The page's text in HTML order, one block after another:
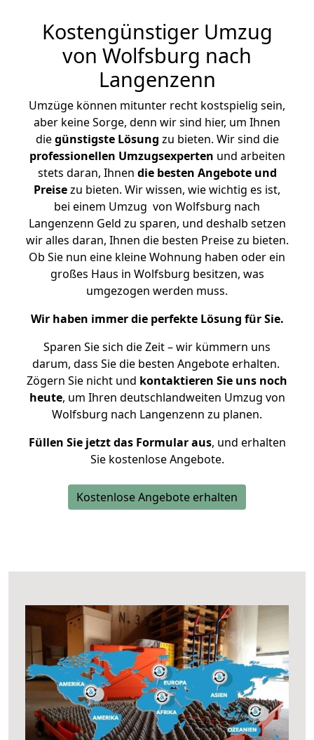
Kostengünstiger Umzug
von Wolfsburg nach
Langenzenn
Umzüge können mitunter recht kostspielig sein,
aber keine Sorge, denn wir sind hier, um Ihnen
diegünstigste Lösung zu bieten. Wir sind die
professionellen Umzugsexperten und arbeiten
stets daran, Ihnen die besten Angebote und
Preisezu bieten. Wir wissen, wie wichtig es ist,
bei einem Umzug von Wolfsburg nach
Langenzenn Geld zu sparen, und deshalb setzen
wir alles daran, Ihnen die besten Preise zu bieten.
Ob Sie nun eine kleine Wohnung haben oder ein
großes Haus in Wolfsburg besitzen, was
umgezogen werden muss.
Wir haben immer die perfekte Lösung für Sie.
Sparen Sie sich die Zeit – wir kümmern uns
darum, dass Sie die besten Angebote erhalten.
Zögern Sie nicht und kontaktieren Sie uns noch
heute, um Ihren deutschlandweiten Umzug von
Wolfsburg nach Langenzenn zu planen.
Füllen Sie jetzt das Formular aus, und erhalten
Sie kostenlose Angebote.
Kostenlose Angebote erhalten